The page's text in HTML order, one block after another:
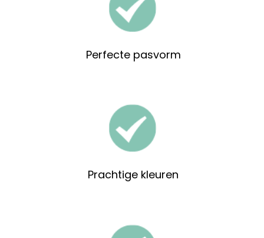
Perfecte pasvorm
Prachtige kleuren